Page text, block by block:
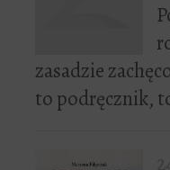
zasadzie
to podręcznik,